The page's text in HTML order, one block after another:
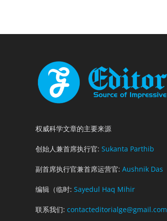
权威科学文章的主要来源
创始人兼首席执行官: Sukanta Parthib
副首席执行官兼首席运营官: Aushnik Das
编辑（临时: Sayedul Haq Mihir
联系我们: contacteditorialge@gmail.com